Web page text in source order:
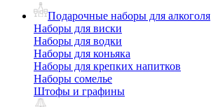
Подарочные наборы для алкоголя
Наборы для виски
Наборы для водки
Наборы для коньяка
Наборы для крепких напитков
Наборы сомелье
Штофы и графины